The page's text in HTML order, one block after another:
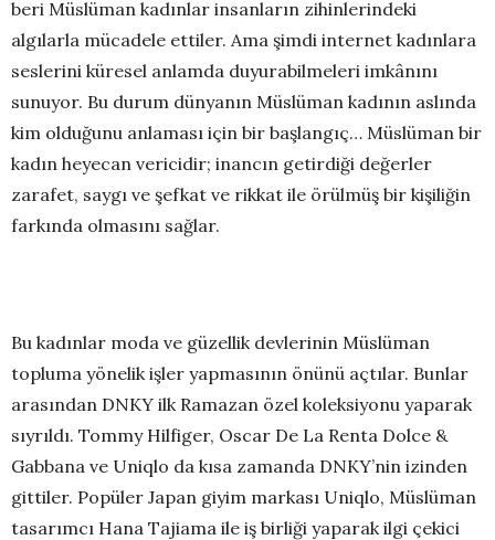
beri Müslüman kadınlar insanların zihinlerindeki
algılarla mücadele ettiler. Ama şimdi internet kadınlara
seslerini küresel anlamda duyurabilmeleri imkânını
sunuyor. Bu durum dünyanın Müslüman kadının aslında
kim olduğunu anlaması için bir başlangıç… Müslüman bir
kadın heyecan vericidir; inancın getirdiği değerler
zarafet, saygı ve şefkat ve rikkat ile örülmüş bir kişiliğin
farkında olmasını sağlar.
Bu kadınlar moda ve güzellik devlerinin Müslüman
topluma yönelik işler yapmasının önünü açtılar. Bunlar
arasından DNKY ilk Ramazan özel koleksiyonu yaparak
sıyrıldı. Tommy Hilfiger, Oscar De La Renta Dolce &
Gabbana ve Uniqlo da kısa zamanda DNKY’nin izinden
gittiler. Popüler Japan giyim markası Uniqlo, Müslüman
tasarımcı Hana Tajiama ile iş birliği yaparak ilgi çekici